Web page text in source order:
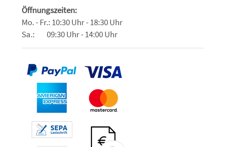
Öffnungszeiten:
Mo. - Fr.: 10:30 Uhr - 18:30 Uhr
Sa.: 09:30 Uhr - 14:00 Uhr